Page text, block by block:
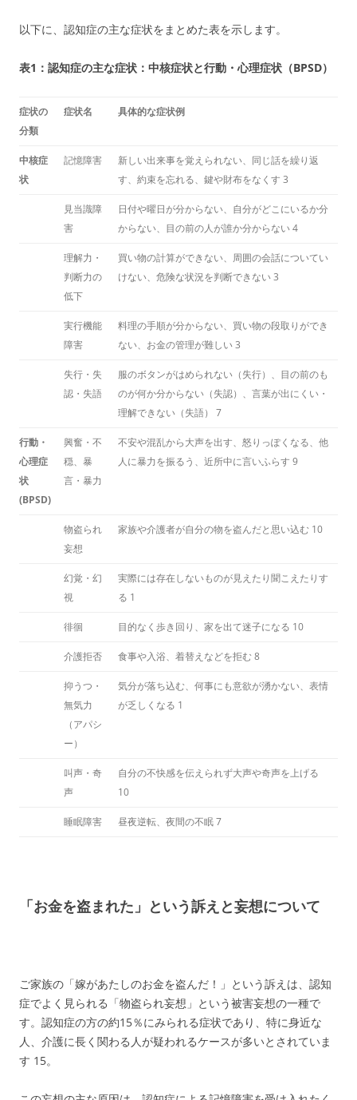
以下に、認知症の主な症状をまとめた表を示します。
表1：認知症の主な症状：中核症状と行動・心理症状（BPSD）
症状の
分類
症状名 具体的な症状例
中核症
状
記憶障害
新しい出来事を覚えられない、同じ話を繰り返
す、約束を忘れる、鍵や財布をなくす 3
見当識障
害
日付や曜日が分からない、自分がどこにいるか分
からない、目の前の人が誰か分からない4
理解力・
判断力の
低下
買い物の計算ができない、周囲の会話についてい
けない、危険な状況を判断できない3
実行機能
障害
料理の手順が分からない、買い物の段取りができ
ない、お金の管理が難しい3
失行・失
認・失語
服のボタンがはめられない（失行）、目の前のも
のが何か分からない（失認）、言葉が出にくい・
理解できない（失語） 7
行動・
心理症
状
(BPSD)
興奮・不
穏、暴
言・暴力
不安や混乱から大声を出す、怒りっぽくなる、他
人に暴力を振るう、近所中に言いふらす 9
物盗られ
妄想
家族や介護者が自分の物を盗んだと思い込む 10
幻覚・幻
視
実際には存在しないものが見えたり聞こえたりす
る 1
徘徊 目的なく歩き回り、家を出て迷子になる 10
介護拒否 食事や入浴、着替えなどを拒む8
抑うつ・
無気力
（アパシ
ー）
気分が落ち込む、何事にも意欲が湧かない、表情
が乏しくなる 1
叫声・奇
声
自分の不快感を伝えられず大声や奇声を上げる
10
睡眠障害 昼夜逆転、夜間の不眠7
「お金を盗まれた」という訴えと妄想について
ご家族の「嫁があたしのお金を盗んだ！」という訴えは、認知
症でよく見られる「物盗られ妄想」という被害妄想の一種で
す。認知症の方の約15％にみられる症状であり、特に身近な
人、介護に長く関わる人が疑われるケースが多いとされていま
す 15。